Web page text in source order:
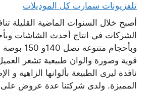
تلفزيونات سمارت كل الموديلات
أصبح خلال السنوات الماضية القليلة
الشركات في انتاج أحدث الشاشات
وبأحجام
قوية وصورة والوان طبيعية تشعر
نافذة ليرى الطبيعة بألوانها الزاهية و
المميزة. ولدى شركتنا عدة عروض